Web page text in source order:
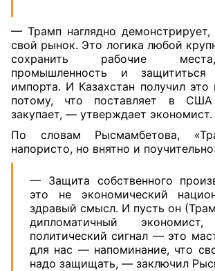
— Трамп наглядно
свой рынок. Это логика любой
сохранить рабочие
промышленность и
импорта. И Казахстан получил это
потому, что поставляет в
закупает, — утверждает экономист.
По словам Рысмамбетова,
напористо, но внятно и
— Защита собственного
это не экономический
здравый смысл. И пусть он
дипломатичный
политический сигнал — это
для нас — напоминание, что
надо защищать, — заключил